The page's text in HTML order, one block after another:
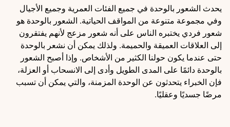
يحدث الشعور بالوحدة في جميع الفئات العمرية وجميع الأجيال
وفي مجموعة متنوعة من المواقف الحياتية. الشعور بالوحدة هو
شعور فردي يختبره الناس على أنه شعور مزعج لأنهم يفتقرون
إلى العلاقات العميقة والحميمة. ولذلك يمكن أن نشعر بالوحدة
حتى عندما يكون حولنا الكثير من الأشخاص. وإذا أصبح الشعور
بالوحدة دائمًا على المدى الطويل وأدى إلى الانسحاب أو العزلة،
فإن الخبراء يتحدثون عن الوحدة المزمنة، والتي يمكن أن تسبب
مرضًا جسديًا وعقليًا.